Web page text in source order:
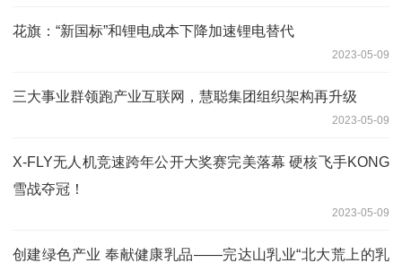
花旗：“新国标”和锂电成本下降加速锂电替代
2023-05-09
三大事业群领跑产业互联网，慧聪集团组织架构再升级
2023-05-09
X-FLY无人机竞速跨年公开大奖赛完美落幕 硬核飞手KONG
雪战夺冠！
2023-05-09
创建绿色产业 奉献健康乳品——完达山乳业“北大荒上的乳